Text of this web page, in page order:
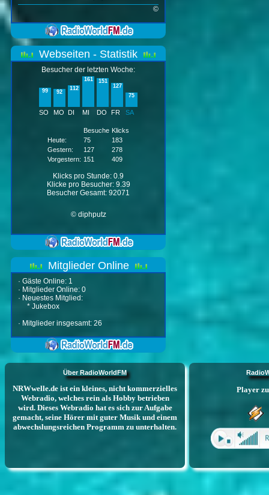
©
Webseiten - Statistik
Besucher der letzten Woche:
99 92
112
161
151
127
75
SO MO DI MI DO FR SA
Besuche Klicks
Heute:
75
183
Gestern:
127
278
Vorgestern: 151 409
Klicks pro Stunde: 0.9
Klicke pro Besucher: 9.39
Besucher Gesamt: 92071
© diphputz
Mitglieder Online
· Gäste Online: 1
· Mitglieder Online: 0
· Neuestes Mitglied:
* Jukebox
· Mitglieder insgesamt: 26
Über RadioWorldFM
NRWwelle.de ist ein kleines, nicht kommerzielles
Webradio, welches rein als Hobby betrieben
wird. Dieses Webradio hat es sich zur Aufgabe
gemacht, seine Hörer mit guter Musik und einem
abwechslungsreichen Programm zu unterhalten.